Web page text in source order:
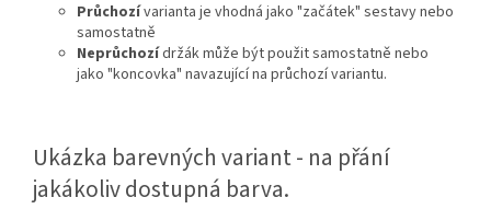
Průchozívarianta je vhodná jako "začátek" sestavy nebo
samostatně
Neprůchozídržák může být použit samostatně nebo
jako "koncovka" navazující na průchozí variantu.
Ukázka barevných variant - na přání
jakákoliv dostupná barva.